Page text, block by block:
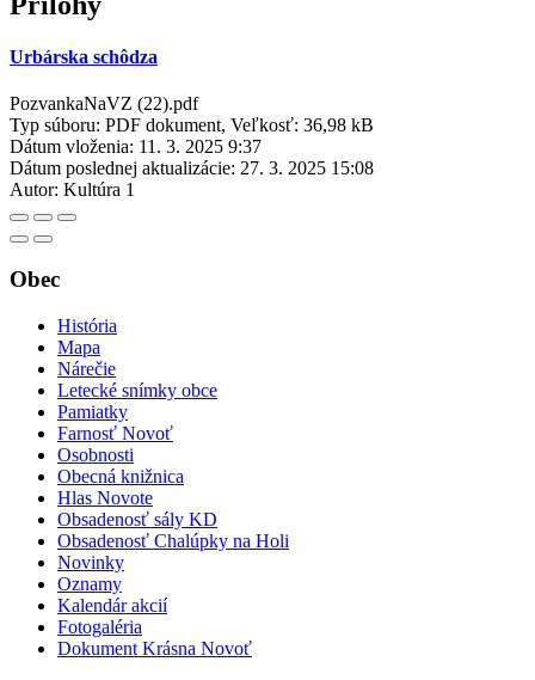
Urbárska schôdza
PozvankaNaVZ (22).pdf
Typ súboru: PDF dokument, Veľkosť: 36,98 kB
Dátum vloženia: 11. 3. 2025 9:37
Dátum poslednej aktualizácie: 27. 3. 2025 15:08
Autor: Kultúra 1
Obec
História
Mapa
Nárečie
Letecké snímky obce
Pamiatky
Farnosť Novoť
Osobnosti
Obecná knižnica
Hlas Novote
Obsadenosť sály KD
Obsadenosť Chalúpky na Holi
Novinky
Oznamy
Kalendár akcií
Fotogaléria
Dokument Krásna Novoť